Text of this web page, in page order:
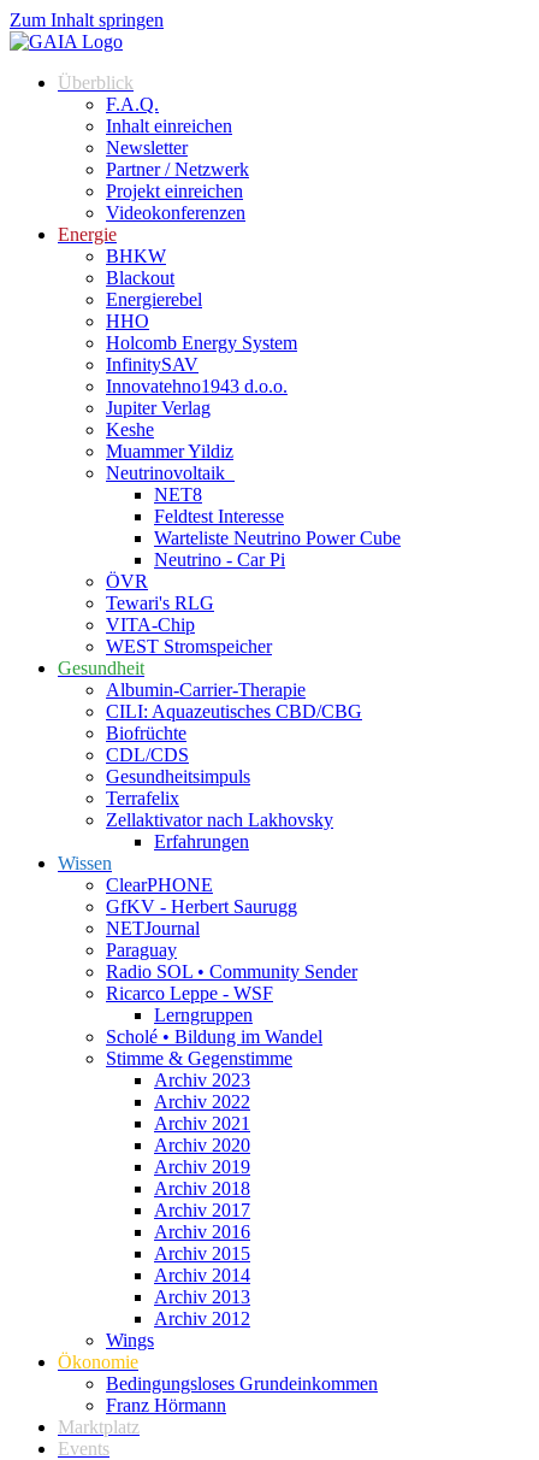
Zum Inhalt springen
Überblick
F.A.Q.
Inhalt einreichen
Newsletter
Partner / Netzwerk
Projekt einreichen
Videokonferenzen
Energie
BHKW
Blackout
Energierebel
HHO
Holcomb Energy System
InfinitySAV
Innovatehno1943 d.o.o.
Jupiter Verlag
Keshe
Muammer Yildiz
Neutrinovoltaik
NET8
Feldtest Interesse
Warteliste Neutrino Power Cube
Neutrino - Car Pi
ÖVR
Tewari's RLG
VITA-Chip
WEST Stromspeicher
Gesundheit
Albumin-Carrier-Therapie
CILI: Aquazeutisches CBD/CBG
Biofrüchte
CDL/CDS
Gesundheitsimpuls
Terrafelix
Zellaktivator nach Lakhovsky
Erfahrungen
Wissen
ClearPHONE
GfKV - Herbert Saurugg
NETJournal
Paraguay
Radio SOL • Community Sender
Ricarco Leppe - WSF
Lerngruppen
Scholé • Bildung im Wandel
Stimme & Gegenstimme
Archiv 2023
Archiv 2022
Archiv 2021
Archiv 2020
Archiv 2019
Archiv 2018
Archiv 2017
Archiv 2016
Archiv 2015
Archiv 2014
Archiv 2013
Archiv 2012
Wings
Ökonomie
Bedingungsloses Grundeinkommen
Franz Hörmann
Marktplatz
Events